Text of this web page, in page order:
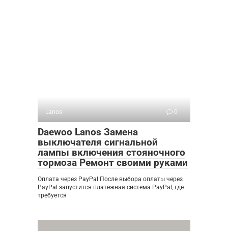
Lanos 0
Daewoo Lanos Замена
выключателя сигнальной
лампы включения стояночного
тормоза Ремонт своими руками
Оплата через PayPal После выбора оплаты через
PayPal запустится платежная система PayPal, где
требуется